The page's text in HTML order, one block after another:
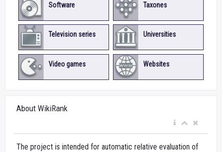
Software Taxones
Television series Universities
Video games Websites
About WikiRank
The project is intended for automatic relative evaluation of